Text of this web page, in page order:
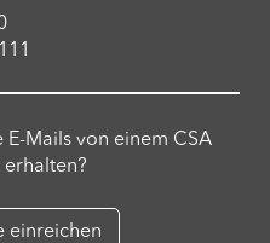
Mails von einem CSA
einreichen